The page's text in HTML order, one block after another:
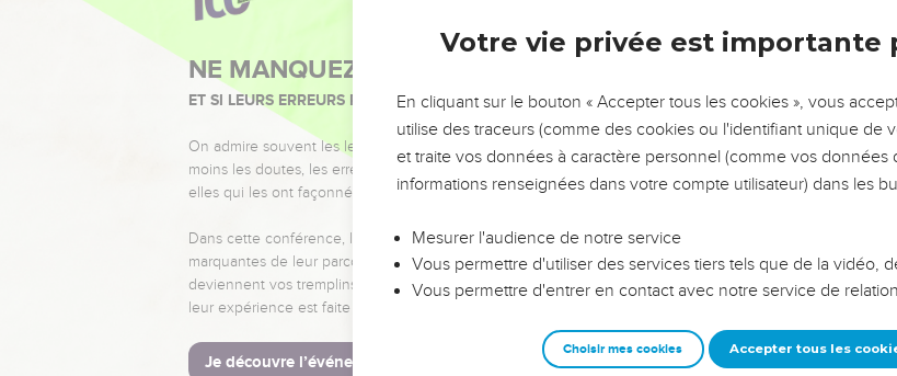
NE MANQUEZ PAS L’ÉVÉNEMENT DE L’ANNÉE !
ET SI LEURS ERREURS POUVAIENT VOUS ÉVITER LES VOTRES ?
On admire souvent les leaders pour leurs réussites, leur impact, leur foi ou leur vision. Mais on voit
moins les doutes, les erreurs et les saisons difficiles qu'ils ont traversés, alors même que ce sont
elles qui les ont façonnés.
Dans cette conférence, leaders, entrepreneurs, et responsables reviennent sur les erreurs
marquantes de leur parcours et les clés pour avancer avec plus de sagesse afin que leurs erreurs
deviennent vos tremplins. Que vous guidiez un ministère, une équipe, un groupe ou une famille,
leur expérience est faite pour vous.
Je découvre l’événement
Votre vie privée est importante
En cliquant sur le bouton « Accepter tous les cookies », vous
utilise des traceurs (comme des cookies ou l'identifiant unique de
et traite vos données à caractère personnel (comme vos données
informations renseignées dans votre compte utilisateur) dans les
Mesurer l'audience de notre service
Vous permettre d'utiliser des services tiers tels que de la vidéo,
Vous permettre d'entrer en contact avec notre service de
Choisir mes cookies Accepter tous les